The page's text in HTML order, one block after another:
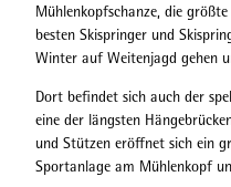
Mühlenkopfschanze, die
besten Skispringer und
Winter auf Weitenjagd gehen
Dort befindet sich auch der
eine der längsten
und Stützen eröffnet sich ein
Sportanlage am Mühlenkopf